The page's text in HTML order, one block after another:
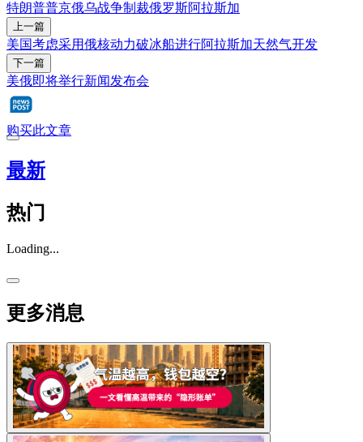
特朗普普京俄乌战争制裁俄罗斯阿拉斯加
上一篇
美国考虑采用俄核动力破冰船进行阿拉斯加天然气开发
下一篇
美俄即将举行新闻发布会
购买此文章
最新
热门
Loading...
更多消息